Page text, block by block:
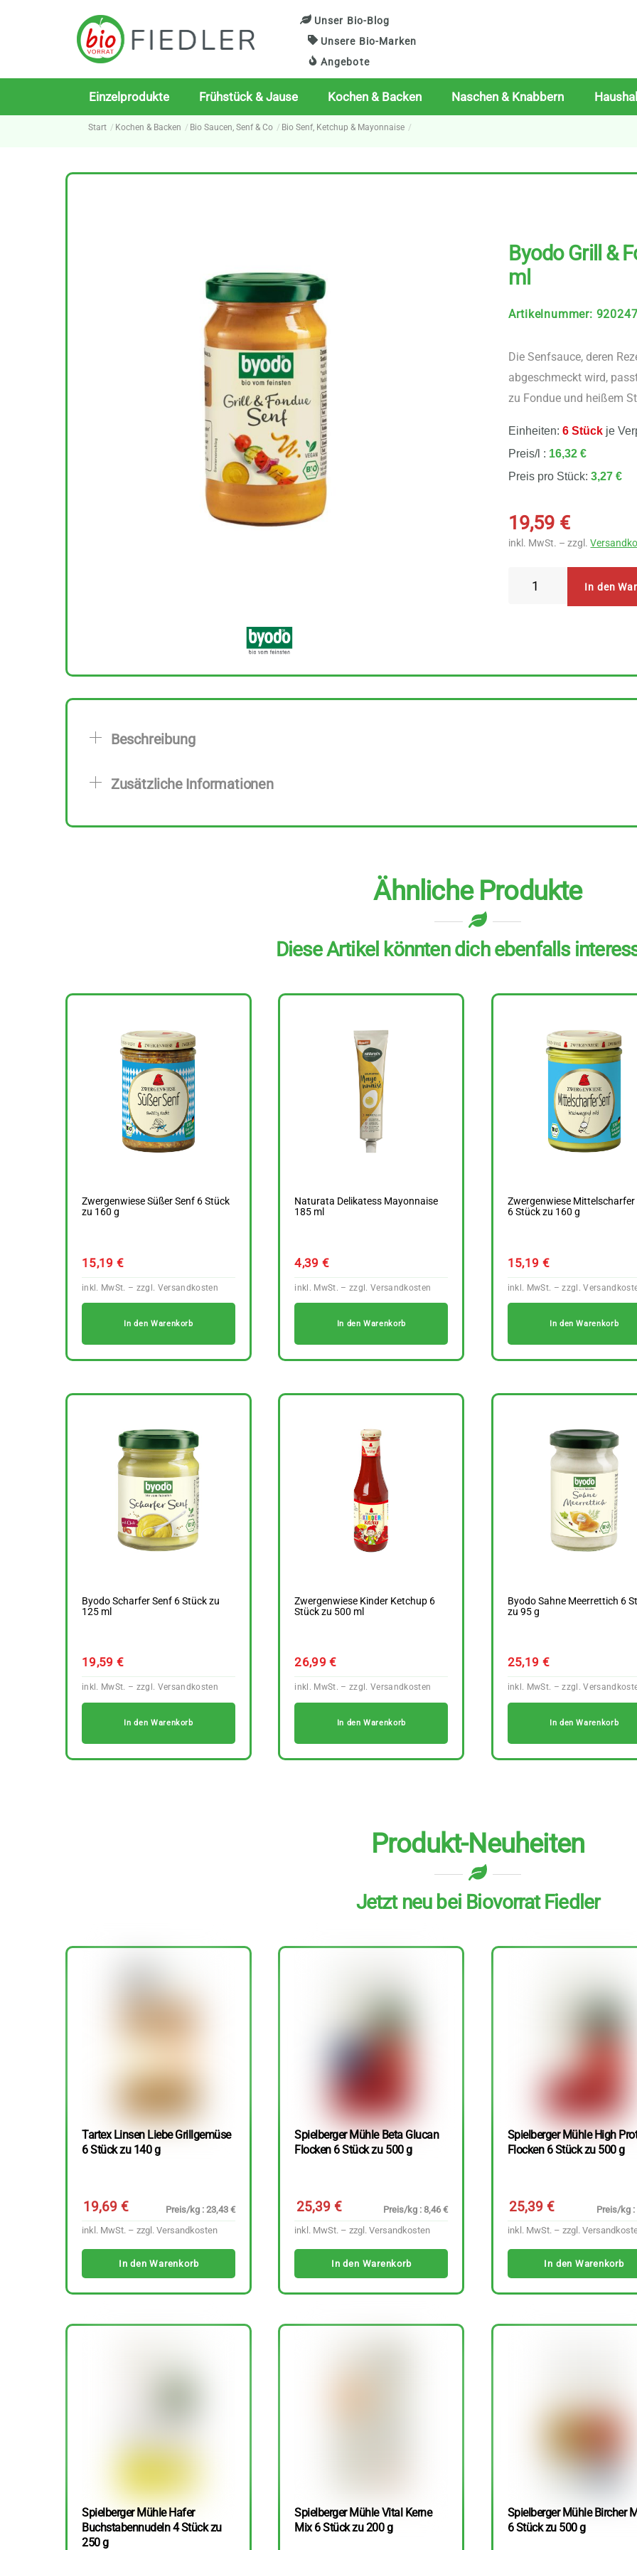
Unser Bio-Blog
Unsere Bio-Marken
Angebote
Einzelprodukte Frühstück & Jause Kochen & Backen Naschen & Knabbern
Start Kochen & Backen Bio Saucen, Senf & Co Bio Senf, Ketchup & Mayonnaise
Byodo Grill &
ml
Artikelnummer:
Die Senfsauce, deren
abgeschmeckt wird,
zu Fondue und heißem
Einheiten:6 Stück je
Preis/l : 16,32 €
Preis pro Stück:3,27 €
19,59 €
inkl. MwSt. – zzgl.
6
Stück
In den
Beschreibung
Zusätzliche Informationen
Ähnliche Produkte
Diese Artikel könnten dich ebenfalls
Zwergenwiese Süßer Senf 6 Stück
zu 160 g
15,19€
In den Warenkorb
Naturata Delikatess Mayonnaise
185 ml
4,39 €
In den Warenkorb
Zwergenwiese Mittelscharfer
6 Stück zu 160 g
15,19 €
In den Warenkorb
Byodo Scharfer Senf 6 Stück zu
125 ml
19,59€
In den Warenkorb
Zwergenwiese Kinder Ketchup 6
Stück zu 500 ml
26,99€
In den Warenkorb
Byodo Sahne Meerrettich 6
zu 95 g
25,19 €
In den Warenkorb
Produkt-Neuheiten
Jetzt neu bei Biovorrat Fiedler
Tartex Linsen Liebe Grillgemüse
6 Stück zu 140 g
19,69€
Preis/kg : 23,43 €
inkl. MwSt. – zzgl. Versandkosten
In den Warenkorb
Spielberger Mühle Beta Glucan
Flocken 6 Stück zu 500 g
25,39 €
Preis/kg : 8,46 €
inkl. MwSt. – zzgl.Versandkosten
In den Warenkorb
Spielberger Mühle High
Flocken 6 Stück zu 500 g
25,39 €
Preis/kg :
inkl. MwSt. – zzgl.
In den Warenkorb
Spielberger Mühle Hafer
Buchstabennudeln 4 Stück zu
250 g
Spielberger Mühle Vital Kerne
Mix 6 Stück zu 200 g
Spielberger Mühle Bircher
6 Stück zu 500 g